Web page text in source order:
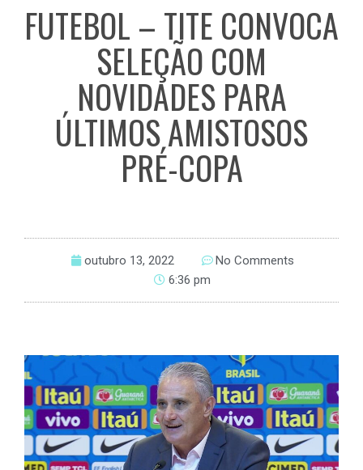
FUTEBOL – TITE CONVOCA
SELEÇÃO COM
NOVIDADES PARA
ÚLTIMOS AMISTOSOS
PRÉ-COPA
outubro 13, 2022
No Comments
6:36 pm